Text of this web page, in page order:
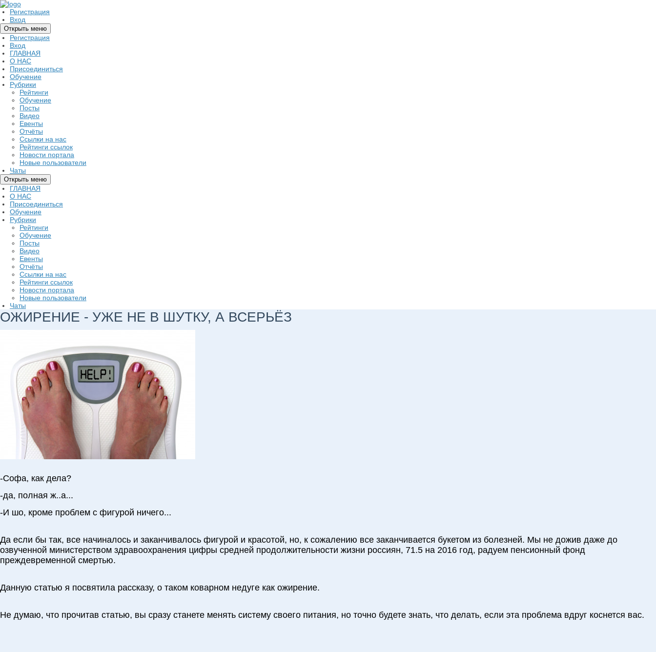
Регистрация
Вход
Открыть меню
Регистрация
Вход
ГЛАВНАЯ
О НАС
Присоединиться
Обучение
Рубрики
Рейтинги
Обучение
Посты
Видео
Евенты
Отчёты
Ссылки на нас
Рейтинги ссылок
Новости портала
Новые пользователи
Чаты
Открыть меню
ГЛАВНАЯ
О НАС
Присоединиться
Обучение
Рубрики
Рейтинги
Обучение
Посты
Видео
Евенты
Отчёты
Ссылки на нас
Рейтинги ссылок
Новости портала
Новые пользователи
Чаты
ОЖИРЕНИЕ - УЖЕ НЕ В ШУТКУ, А ВСЕРЬЁЗ
-Софа, как дела?
-да, полная ж..а...
-И шо, кроме проблем с фигурой ничего...
Да если бы так, все начиналось и заканчивалось фигурой и красотой, но, к сожалению все заканчивается букетом из болезней. Мы не дожив даже до
озвученной министерством здравоохранения цифры средней продолжительности жизни россиян, 71.5 на 2016 год, радуем пенсионный фонд
преждевременной смертью.
Данную статью я посвятила рассказу, о таком коварном недуге как ожирение.
Не думаю, что прочитав статью, вы сразу станете менять систему своего питания, но точно будете знать, что делать, если эта проблема вдруг коснется вас.